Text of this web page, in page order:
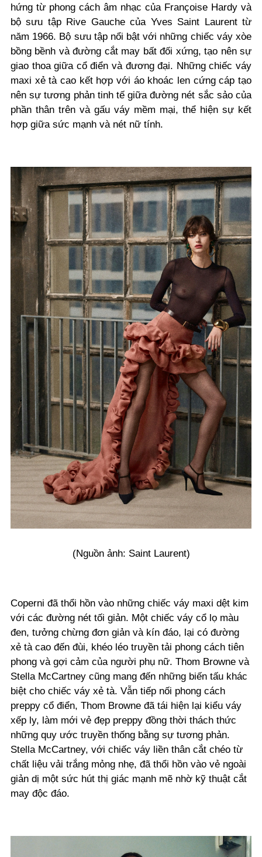
hứng từ phong cách âm nhạc của Françoise Hardy và
bộ sưu tập Rive Gauche của Yves Saint Laurent từ
năm 1966. Bộ sưu tập nổi bật với những chiếc váy xòe
bồng bềnh và đường cắt may bất đối xứng, tạo nên sự
giao thoa giữa cổ điển và đương đại. Những chiếc váy
maxi xẻ tà cao kết hợp với áo khoác len cứng cáp tạo
nên sự tương phản tinh tế giữa đường nét sắc sảo của
phần thân trên và gấu váy mềm mại, thể hiện sự kết
hợp giữa sức mạnh và nét nữ tính.
(Nguồn ảnh: Saint Laurent)
Coperni đã thổi hồn vào những chiếc váy maxi dệt kim
với các đường nét tối giản. Một chiếc váy cổ lọ màu
đen, tưởng chừng đơn giản và kín đáo, lại có đường
xẻ tà cao đến đùi, khéo léo truyền tải phong cách tiên
phong và gợi cảm của người phụ nữ. Thom Browne và
Stella McCartney cũng mang đến những biến tấu khác
biệt cho chiếc váy xẻ tà. Vẫn tiếp nối phong cách
preppy cổ điển, Thom Browne đã tái hiện lại kiểu váy
xếp ly, làm mới vẻ đẹp preppy đồng thời thách thức
những quy ước truyền thống bằng sự tương phản.
Stella McCartney, với chiếc váy liền thân cắt chéo từ
chất liệu vải trắng mỏng nhẹ, đã thổi hồn vào vẻ ngoài
giản dị một sức hút thị giác mạnh mẽ nhờ kỹ thuật cắt
may độc đáo.